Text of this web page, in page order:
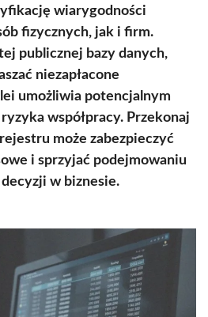
wiarygodności
fizycznych, jak i firm.
publicznej bazy danych,
niezapłacone
umożliwia potencjalnym
współpracy. Przekonaj
może zabezpieczyć
i sprzyjać podejmowaniu
w biznesie.